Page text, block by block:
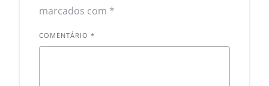
marcados com *
COMENTÁRIO *